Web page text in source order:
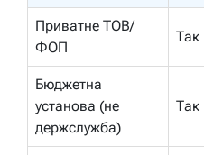
Приватне ТОВ/
ФОП
Так
Бюджетна
установа (не
держслужба)
Так